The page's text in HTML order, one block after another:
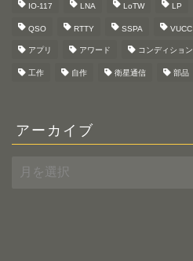
IO-117 LNA LoTW LP
QSO RTTY SSPA VUCC
アプリ アワード コンディション
工作 自作 衛星通信 部品
アーカイブ
ー